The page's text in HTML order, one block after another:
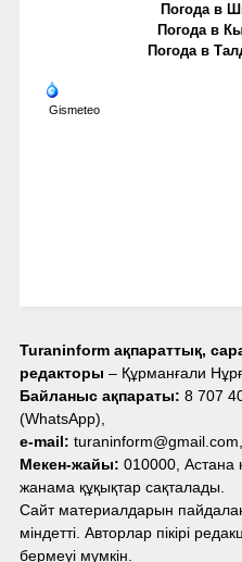
Погода в
Погода в
Погода в
Gismeteo
Turaninform ақпараттық,
редакторы – Құрманғали
Байланыс ақпараты: 8 707
(WhatsApp),
e-mail:
Мекен-жайы: 010000, Астана
жанама құқықтар сақталады.
Сайт материалдарын
міндетті. Авторлар пікірі
бермеуі мүмкін.